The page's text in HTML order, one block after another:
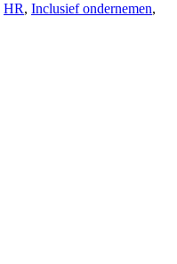
HR, Inclusief ondernemen,